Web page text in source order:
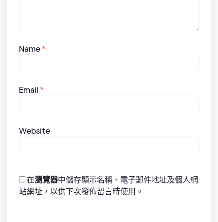
Name*
Email*
Website
在瀏覽器中儲存顯示名稱、電子郵件地址及個人網
站網址，以供下次發佈留言時使用。